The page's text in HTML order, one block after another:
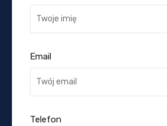
Email
Telefon